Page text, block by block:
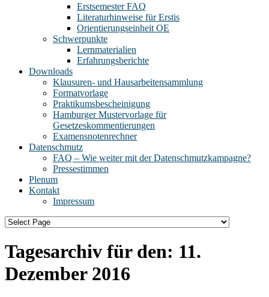
Erstsemester FAQ
Literaturhinweise für Erstis
Orientierungseinheit OE
Schwerpunkte
Lernmaterialien
Erfahrungsberichte
Downloads
Klausuren- und Hausarbeitensammlung
Formatvorlage
Praktikumsbescheinigung
Hamburger Mustervorlage für
Gesetzeskommentierungen
Examensnotenrechner
Datenschmutz
FAQ – Wie weiter mit der Datenschmutzkampagne?
Pressestimmen
Plenum
Kontakt
Impressum
Tagesarchiv für den: 11.
Dezember 2016